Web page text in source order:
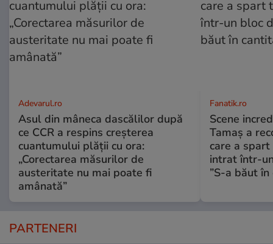
Adevarul.ro
Asul din mâneca dascălilor după
ce CCR a respins creșterea
cuantumului plății cu ora:
„Corectarea măsurilor de
austeritate nu mai poate fi
amânată”
Fanatik.ro
Scene
Tamaș a
care a
intrat într-
”S-a băut
PARTENERI